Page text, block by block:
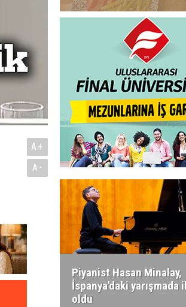
A+
A-
Piyanist Hasan Minalay,
İspanya'daki yarışmada
oldu